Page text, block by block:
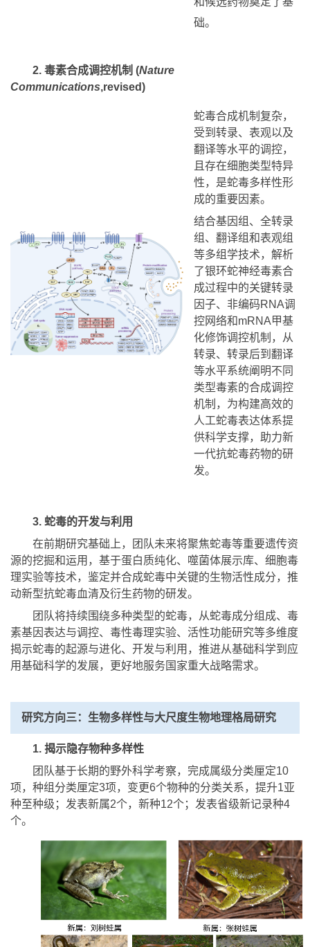
础。
2. 毒素合成调控机制 (
Communications,revised)
蛇毒合成机制复杂，
受到转录、表观以及
翻译等水平的调控，
且存在细胞类型特异
性，是蛇毒多样性形
成的重要因素。
结合基因组、全转录
组、翻译组和表观组
等多组学技术，解析
了银环蛇神经毒素合
成过程中的关键转录
因子、非编码RNA调
控网络和mRNA甲基
化修饰调控机制，从
转录、转录后到翻译
等水平系统阐明不同
类型毒素的合成调控
机制，为构建高效的
人工蛇毒表达体系提
供科学支撑，助力新
一代抗蛇毒药物的研
发。
3. 蛇毒的开发与利用
在前期研究基础上，团队未来将聚焦蛇毒等重要遗传资
源的挖掘和运用，基于蛋白质纯化、噬菌体展示库、细胞毒
理实验等技术，鉴定并合成蛇毒中关键的生物活性成分，推
动新型抗蛇毒血清及衍生药物的研发。
团队将持续围绕多种类型的蛇毒，从蛇毒成分组成、毒
素基因表达与调控、毒性毒理实验、活性功能研究等多维度
揭示蛇毒的起源与进化、开发与利用，推进从基础科学到应
用基础科学的发展，更好地服务国家重大战略需求。
研究方向三：生物多样性与大尺度生物地理格局研究
1. 揭示隐存物种多样性
团队基于长期的野外科学考察，完成属级分类厘定10
项，种组分类厘定3项，变更6个物种的分类关系，提升1亚
种至种级；发表新属2个，新种12个；发表省级新记录种4
个。